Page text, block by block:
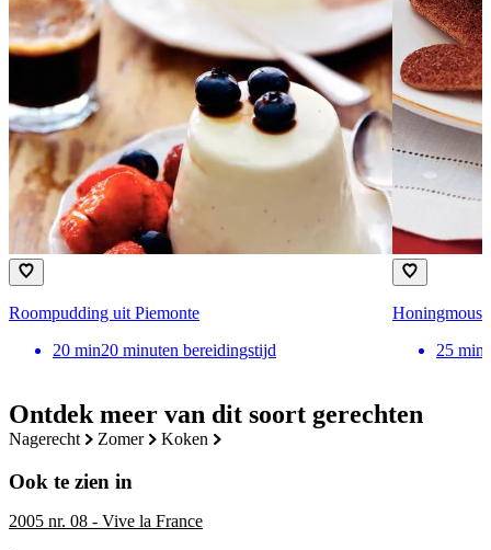
Ontdek meer van dit soort gerechten
nagerecht zomer koken
Ook te zien in
2005 nr. 08 - Vive la France
Roompudding uit Piemonte
20 min20 minuten bereidingstijd
25 min